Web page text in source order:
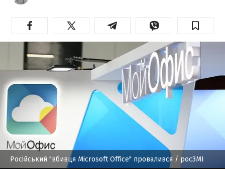
Російський "вбивця Microsoft Office" провалився / росЗМІ